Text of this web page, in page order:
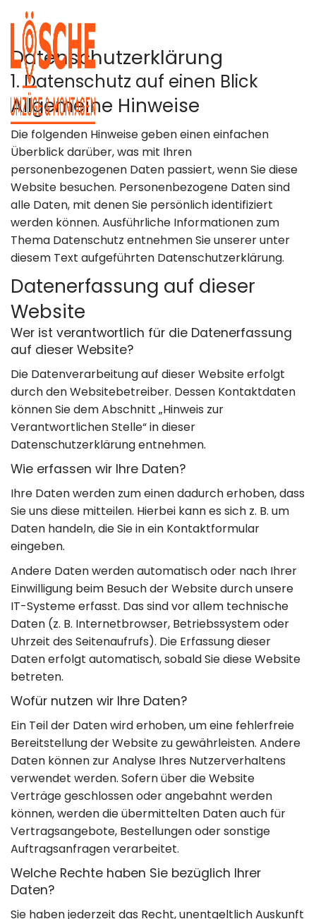
Datenschutz­erklärung
1. Datenschutz auf einen Blick
Allgemeine Hinweise
Die folgenden Hinweise geben einen einfachen
Überblick darüber, was mit Ihren
personenbezogenen Daten passiert, wenn Sie diese
Website besuchen. Personenbezogene Daten sind
alle Daten, mit denen Sie persönlich identifiziert
werden können. Ausführliche Informationen zum
Thema Datenschutz entnehmen Sie unserer unter
diesem Text aufgeführten Datenschutzerklärung.
Datenerfassung auf dieser
Website
Wer ist verantwortlich für die Datenerfassung
auf dieser Website?
Die Datenverarbeitung auf dieser Website erfolgt
durch den Websitebetreiber. Dessen Kontaktdaten
können Sie dem Abschnitt „Hinweis zur
Verantwortlichen Stelle“ in dieser
Datenschutzerklärung entnehmen.
Wie erfassen wir Ihre Daten?
Ihre Daten werden zum einen dadurch erhoben, dass
Sie uns diese mitteilen. Hierbei kann es sich z. B. um
Daten handeln, die Sie in ein Kontaktformular
eingeben.
Andere Daten werden automatisch oder nach Ihrer
Einwilligung beim Besuch der Website durch unsere
IT-Systeme erfasst. Das sind vor allem technische
Daten (z. B. Internetbrowser, Betriebssystem oder
Uhrzeit des Seitenaufrufs). Die Erfassung dieser
Daten erfolgt automatisch, sobald Sie diese Website
betreten.
Wofür nutzen wir Ihre Daten?
Ein Teil der Daten wird erhoben, um eine fehlerfreie
Bereitstellung der Website zu gewährleisten. Andere
Daten können zur Analyse Ihres Nutzerverhaltens
verwendet werden. Sofern über die Website
Verträge geschlossen oder angebahnt werden
können, werden die übermittelten Daten auch für
Vertragsangebote, Bestellungen oder sonstige
Auftragsanfragen verarbeitet.
Welche Rechte haben Sie bezüglich Ihrer
Daten?
Sie haben jederzeit das Recht, unentgeltlich Auskunft
Umzüge
Transport
&
Logistik
Montage &
Umzugshilfe
& Lagerung
Startseite
Über uns
Leistungen
Umzugsberatung
Kontakt
Datenschutz
030 49 00 48 23
info@loesche-
umzuege.de
Buchholzer Str.
65, 13156 Berlin
Mo–So: 8:00–
22:00 Uhr